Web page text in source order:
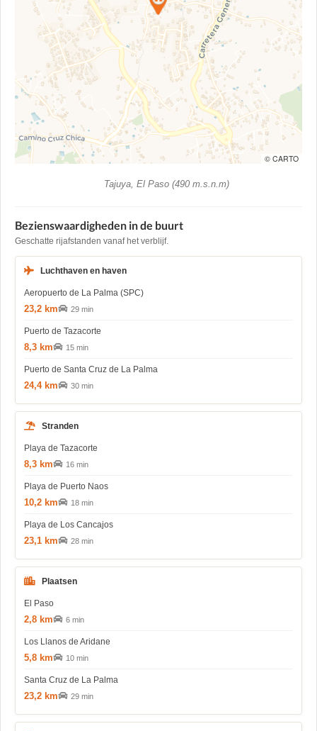
© CARTO
Tajuya, El Paso (490 m.s.n.m)
Bezienswaardigheden in de buurt
Geschatte rijafstanden vanaf het verblijf.
Luchthaven en haven
Aeropuerto de La Palma (SPC)
23,2 km 29 min
Puerto de Tazacorte
8,3 km 15 min
Puerto de Santa Cruz de La Palma
24,4 km 30 min
Stranden
Playa de Tazacorte
8,3 km 16 min
Playa de Puerto Naos
10,2 km 18 min
Playa de Los Cancajos
23,1 km 28 min
Plaatsen
El Paso
2,8 km 6 min
Los Llanos de Aridane
5,8 km 10 min
Santa Cruz de La Palma
23,2 km 29 min